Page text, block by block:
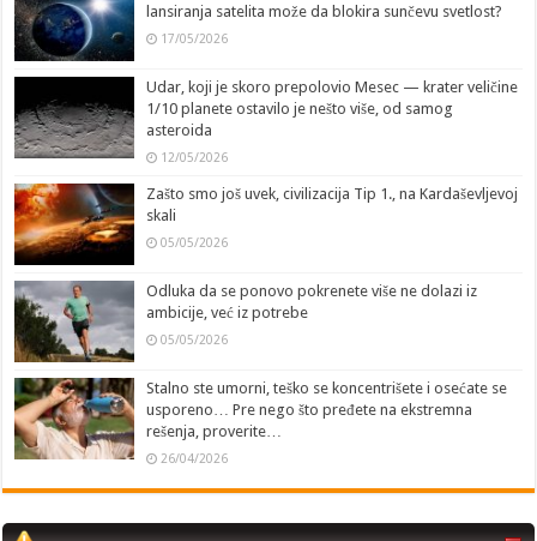
lansiranja satelita može da blokira sunčevu svetlost?
17/05/2026
Udar, koji je skoro prepolovio Mesec — krater veličine
1/10 planete ostavilo je nešto više, od samog
asteroida
12/05/2026
Zašto smo još uvek, civilizacija Tip 1., na Kardaševljevoj
skali
05/05/2026
Odluka da se ponovo pokrenete više ne dolazi iz
ambicije, već iz potrebe
05/05/2026
Stalno ste umorni, teško se koncentrišete i osećate se
usporeno… Pre nego što pređete na ekstremna
rešenja, proverite…
26/04/2026